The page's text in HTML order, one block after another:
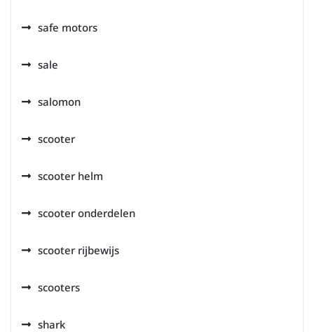
safe motors
sale
salomon
scooter
scooter helm
scooter onderdelen
scooter rijbewijs
scooters
shark